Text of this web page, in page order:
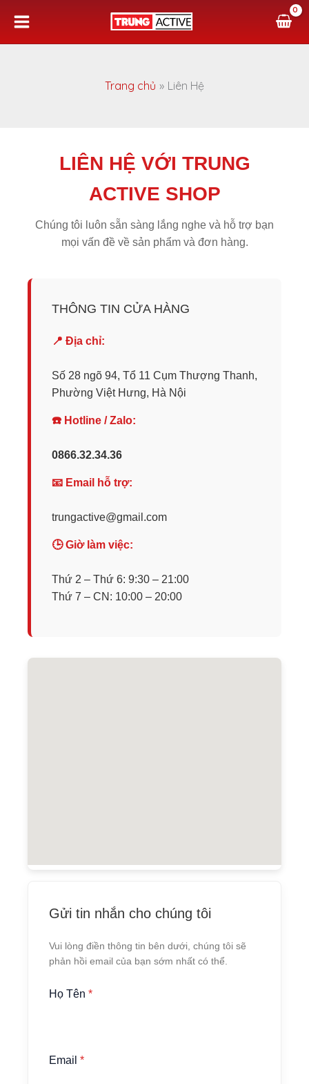
nội
Trang chủ
Liên Hệ
LIÊN HỆ VỚI TRUNG
ACTIVE SHOP
Chúng tôi luôn sẵn sàng lắng nghe và hỗ trợ bạn
mọi vấn đề về sản phẩm và đơn hàng.
THÔNG TIN CỬA HÀNG
📍 Địa chỉ:
Số 28 ngõ 94, Tổ 11 Cụm Thượng Thanh,
Phường Việt Hưng, Hà Nội
☎️ Hotline / Zalo:
0866.32.34.36
📧 Email hỗ trợ:
trungactive@gmail.com
🕒 Giờ làm việc:
Thứ 2 – Thứ 6: 9:30 – 21:00
Thứ 7 – CN: 10:00 – 20:00
Gửi tin nhắn cho chúng tôi
Vui lòng điền thông tin bên dưới, chúng tôi sẽ
phản hồi email của bạn sớm nhất có thể.
Họ Tên *
Email *